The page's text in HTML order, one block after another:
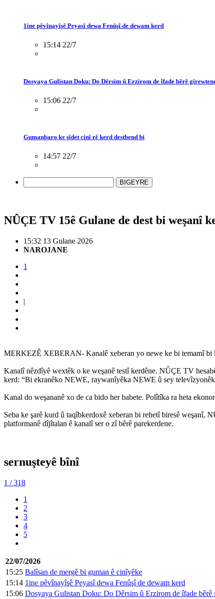
1ine pêvînayîşê Peyasî dewa Fenûşî de dewam kerd
15:14 22/7
Dosyaya Gulistan Doku: Do Dêrsim û Erzirom de îfade bêrê
15:06 22/7
Gumanbaro ke şîdet cinî rê kerd destbend bi
14:57 22/7
BIGEYRE
NÛÇE TV 15ê Gulane de dest bi weşanî
15:32 13 Gulane 2026
NAROJANE
1
|
MERKEZÊ XEBERAN- Kanalê xeberan yo newe ke bi temamî bi
Kanalî nêzdîyê wextêk o ke weşanê testî kerdêne. NÛÇE TV
kerd: “Bi ekranêko NEWE, raywanîyêka NEWE û sey
Kanal do weşananê xo de ca bido her babete. Polîtîka ra heta
Seba ke şarê kurd û taqîbkerdoxê xeberan bi rehetî biresê
platformanê dîjîtalan ê kanalî ser o zî bêrê parekerdene.
sernuşteyê bînî
1 / 318
1
2
3
4
5
22/07/2026
15:25 Balîsan de mergê bi guman ê cinîyêke
15:14 1ine pêvînayîşê Peyasî dewa Fenûşî de dewam kerd
15:06 Dosyaya Gulistan Doku: Do Dêrsim û Erzirom de îfade bêrê